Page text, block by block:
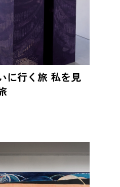
に行く旅 私を見